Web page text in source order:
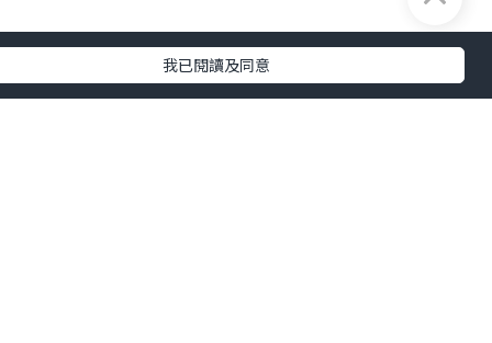
我已閱讀及同意